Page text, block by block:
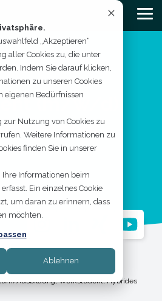
„Akzeptieren“
aller Cookies zu, die unter
Indem Sie darauf klicken,
zu unseren Cookies
eigenen Bedürfnissen
Nutzung von Cookies zu
Weitere Informationen zu
finden Sie in unserer
Informationen beim
Ein einzelnes Cookie
um daran zu erinnern, dass
möchten.
Ablehnen
(m/w/d)
Ausbildung, Werkstudent, Hybrides